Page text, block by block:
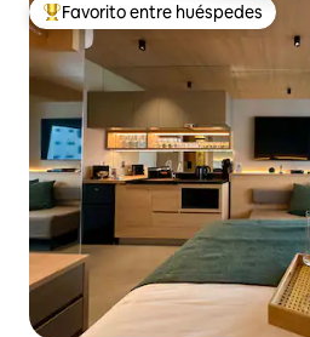
Favorito entre huéspedes preferido
Favorito entre huéspedes